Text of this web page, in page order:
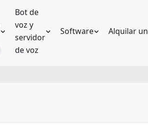
Bot de
voz y
servidor
de voz
Software Alquilar